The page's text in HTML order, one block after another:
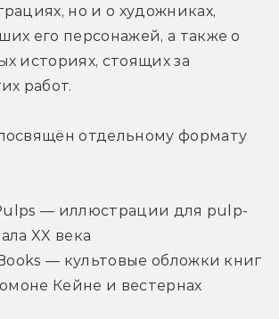
но и о художниках,
его персонажей, а также о
историях, стоящих за
работ.
отдельному формату
— иллюстрации для pulp-
XX века
— культовые обложки книг
Кейне и вестернах